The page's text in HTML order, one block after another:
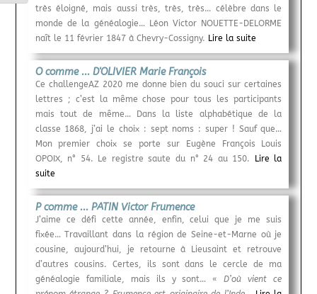
très éloigné, mais aussi très, très, très… célèbre dans le
monde de la généalogie… Léon Victor NOUETTE-DELORME
naît le 11 février 1847 à Chevry-Cossigny. Lire la suite
O comme ... D'OLIVIER Marie François
Ce challengeAZ 2020 me donne bien du souci sur certaines
lettres ; c’est la même chose pour tous les participants
mais tout de même… Dans la liste alphabétique de la
classe 1868, j’ai le choix : sept noms : super ! Sauf que…
Mon premier choix se porte sur Eugène François Louis
OPOIX, n° 54. Le registre saute du n° 24 au 150.
Lire la
suite
P comme ... PATIN Victor Frumence
J’aime ce défi cette année, enfin, celui que je me suis
fixée… Travaillant dans la région de Seine-et-Marne où je
cousine, aujourd’hui, je retourne à Lieusaint et retrouve
d’autres cousins. Certes, ils sont dans le cercle de ma
généalogie familiale, mais ils y sont… «D’où vient ce